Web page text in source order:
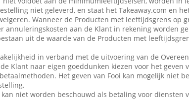
niet geleverd, en staat het Takeaway.com en
Wanneer de Producten met leeftijdsgrens op
annuleringskosten aan de Klant in rekening worden
uit de waarde van de Producten met
in verband met de uitvoering van de
Klant naar eigen goeddunken kiezen voor het geven
Het geven van Fooi kan mogelijk niet
niet worden beschouwd als betaling voor diensten